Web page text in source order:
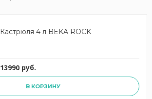
Кастрюля 4 л BEKA ROCK
13990 руб.
В КОРЗИНУ